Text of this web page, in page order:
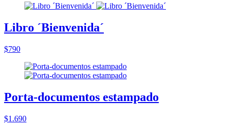
Libro ´Bienvenida´
$790
Porta-documentos estampado
$1.690